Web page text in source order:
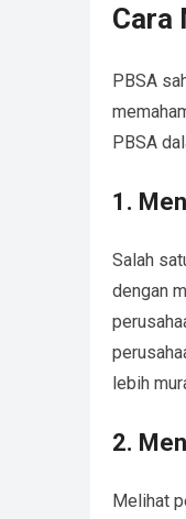
Cara
PBSA
PBSA
1.
Salah
dengan
lebih
2.
Melihat